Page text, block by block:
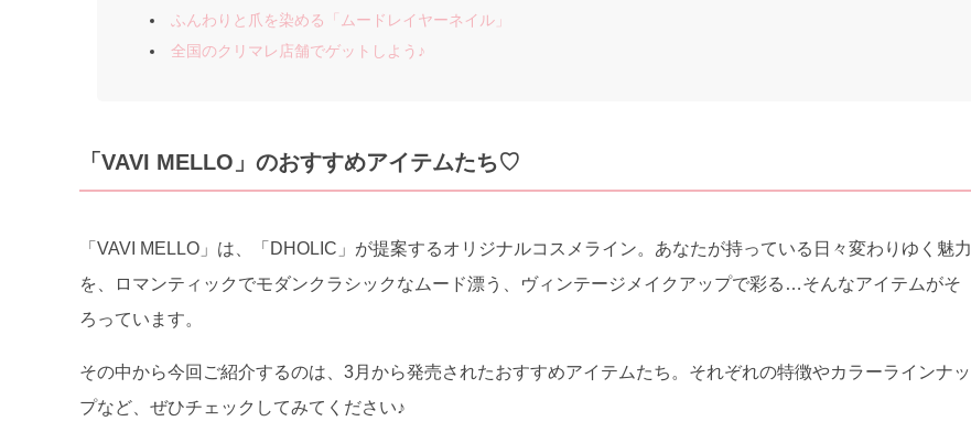
ふんわりと爪を染める「ムードレイヤーネイル」
全国のクリマレ店舗でゲットしよう♪
「VAVI MELLO」のおすすめアイテムたち♡
「VAVI MELLO」は、「DHOLIC」が提案するオリジナルコスメライン。あなたが持っている日々変わりゆく魅力
を、ロマンティックでモダンクラシックなムード漂う、ヴィンテージメイクアップで彩る…そんなアイテムがそ
ろっています。
その中から今回ご紹介するのは、3月から発売されたおすすめアイテムたち。それぞれの特徴やカラーラインナッ
プなど、ぜひチェックしてみてください♪